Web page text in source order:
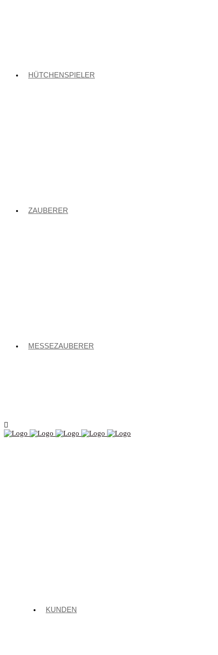
HÜTCHENSPIELER
ZAUBERER
MESSEZAUBERER
KUNDEN